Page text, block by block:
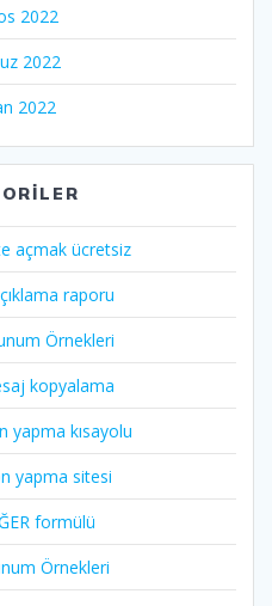
2022
2022
2022
açmak ücretsiz
raporu
Örnekleri
kopyalama
yapma kısayolu
yapma sitesi
formülü
Örnekleri